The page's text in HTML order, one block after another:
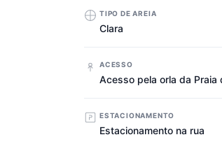
TIPO DE AREIA
Clara
ACESSO
Acesso pela orla da Praia
ESTACIONAMENTO
Estacionamento na rua